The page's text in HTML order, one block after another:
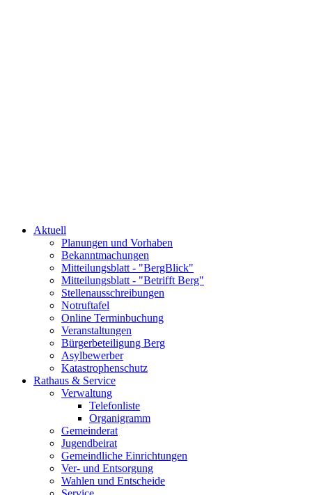
Aktuell
Planungen und Vorhaben
Bekanntmachungen
Mitteilungsblatt - "BergBlick"
Mitteilungsblatt - "Betrifft Berg"
Stellenausschreibungen
Notruftafel
Online Terminbuchung
Veranstaltungen
Bürgerbeteiligung Berg
Asylbewerber
Katastrophenschutz
Rathaus & Service
Verwaltung
Telefonliste
Organigramm
Gemeinderat
Jugendbeirat
Gemeindliche Einrichtungen
Ver- und Entsorgung
Wahlen und Entscheide